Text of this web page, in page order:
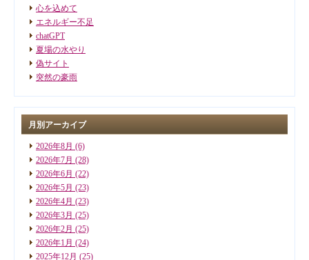
心を込めて
エネルギー不足
chatGPT
夏場の水やり
偽サイト
突然の豪雨
月別アーカイブ
2026年8月 (6)
2026年7月 (28)
2026年6月 (22)
2026年5月 (23)
2026年4月 (23)
2026年3月 (25)
2026年2月 (25)
2026年1月 (24)
2025年12月 (25)